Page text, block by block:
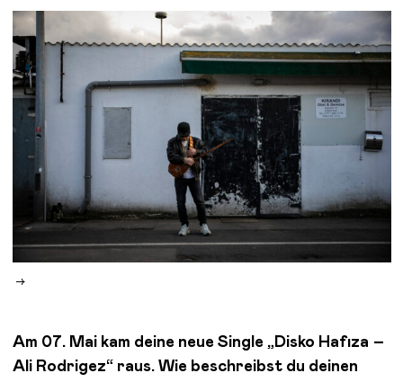
Am 07. Mai kam deine neue Single „Disko Hafıza –
Ali Rodrigez“ raus. Wie beschreibst du deinen